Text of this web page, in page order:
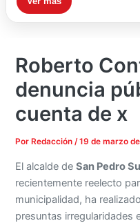
Roberto
denuncia
cuenta de x
Por Redacción/19 de marzo
El alcalde deSan Pedro
recientemente reelecto
municipalidad, ha
presuntas irregularidades